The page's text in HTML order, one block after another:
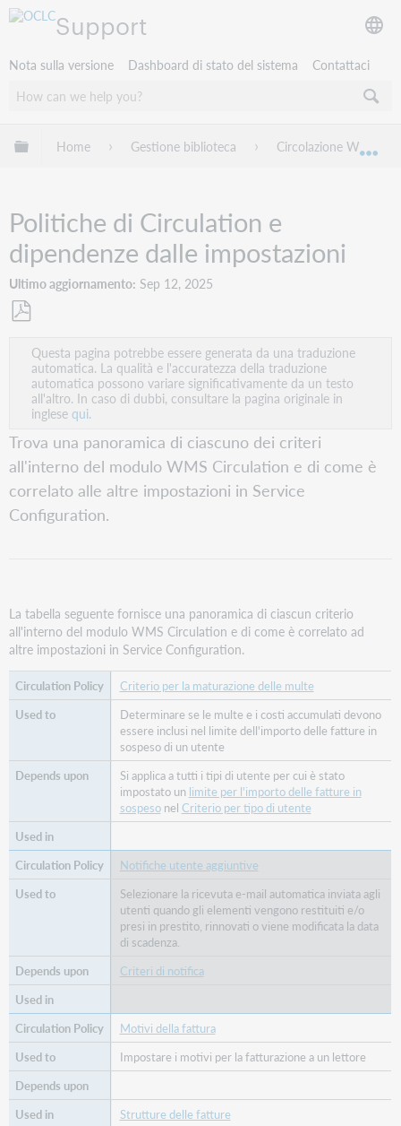
Support
Nota sulla versione Dashboard di stato del sistema Contattaci
Espandi/comprimi la gerarchia globale
Home Gestione biblioteca Circolazione
Politiche di Circulation e
dipendenze dalle impostazioni
Ultimo aggiornamento Sep 12, 2025
come
PDF
Questa pagina potrebbe essere generata da una traduzione
automatica. La qualità e l'accuratezza della traduzione
automatica possono variare significativamente da un testo
all'altro. In caso di dubbi, consultare la pagina originale in
inglesequi.
Trova una panoramica di ciascuno dei criteri
all'interno del modulo WMS Circulation e di come è
correlato alle altre impostazioni in Service
Configuration.
La tabella seguente fornisce una panoramica di ciascun criterio
all'interno del modulo WMS Circulation e di come è correlato ad
altre impostazioni in Service Configuration.
Criterio per la maturazione delle multe
Determinare se le multe e i costi accumulati devono
essere inclusi nel limite dell'importo delle fatture in
sospeso di un utente
Si applica a tutti i tipi di utente per cui è stato
impostato un limite per l'importo delle fatture in
sospesonel Criterio per tipo di utente
Notifiche utente aggiuntive
Selezionare la ricevuta e-mail automatica inviata agli
utenti quando gli elementi vengono restituiti e/o
presi in prestito, rinnovati o viene modificata la data
di scadenza.
Criteri di notifica
Motivi della fattura
Impostare i motivi per la fatturazione a un lettore
Strutture delle fatture